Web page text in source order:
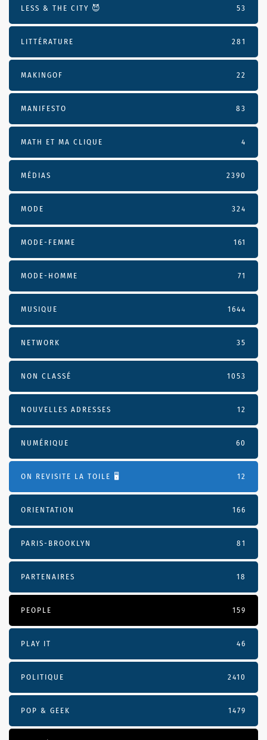
LESS & THE CITY 😈 53
LITTÉRATURE 281
MAKINGOF 22
MANIFESTO 83
MATH ET MA CLIQUE 4
MÉDIAS 2390
MODE 324
MODE-FEMME 161
MODE-HOMME 71
MUSIQUE 1644
NETWORK 35
NON CLASSÉ 1053
NOUVELLES ADRESSES 12
NUMÉRIQUE 60
ON REVISITE LA TOILE 🖥️ 12
ORIENTATION 166
PARIS-BROOKLYN 81
PARTENAIRES 18
PEOPLE 159
PLAY IT 46
POLITIQUE 2410
POP & GEEK 1479